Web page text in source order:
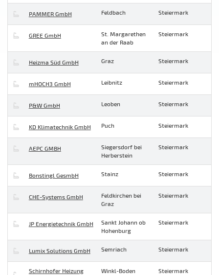
PAMMER GmbH Feldbach Steiermark
GREE GmbH
St. Margarethen
an der Raab
Steiermark
Heizma Süd GmbH Graz Steiermark
mHOCH3 GmbH Leibnitz Steiermark
P&W GmbH Leoben Steiermark
KD Klimatechnik GmbH Puch Steiermark
AEPC GMBH
Siegersdorf bei
Herberstein
Steiermark
Bonstingl GesmbH Stainz Steiermark
CHE-Systems GmbH
Feldkirchen bei
Graz
Steiermark
JP Energietechnik GmbH
Sankt Johann ob
Hohenburg
Steiermark
Lumix Solutions GmbH Semriach Steiermark
Schirnhofer Heizung
Winkl-Boden Steiermark